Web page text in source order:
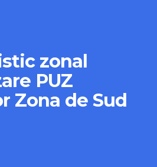
zonal
PUZ
Zona de Sud